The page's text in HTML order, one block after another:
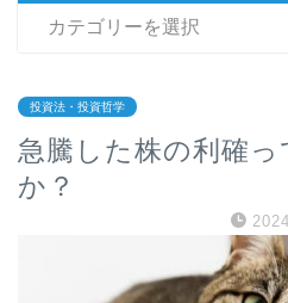
投資法・投資哲学
急騰した株の利確
か？